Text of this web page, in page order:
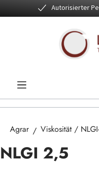
Zum Hauptinhalt springen
Autorisierter
Agrar Viskosität /
NLGI 2,5